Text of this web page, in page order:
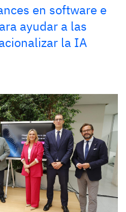
en software e
ayudar a las
la IA